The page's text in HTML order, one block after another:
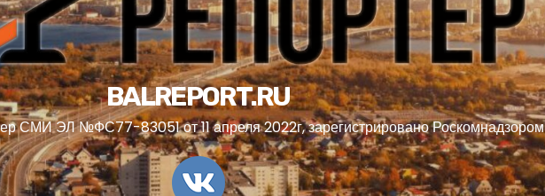
BALREPORT.RU
СМИ ЭЛ №ФС77-83051 от 11 апреля 2022г, зарегистрировано Роскомнадзором